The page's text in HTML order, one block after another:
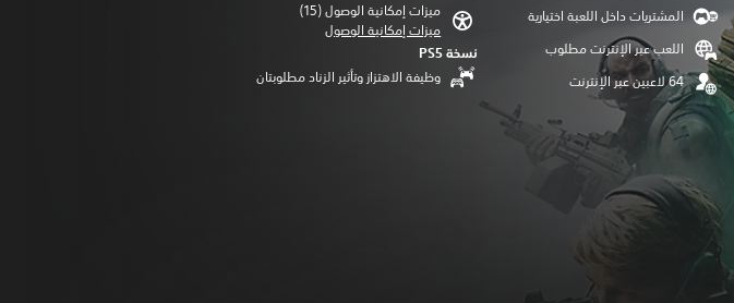
المشتريات داخل اللعبة اختيارية
اللعب عبر الإنترنت مطلوب
‫‏64 لاعبين عبر الإنترنت
ميزات إمكانية الوصول (15)‏
ميزات إمكانية الوصول
نسخة PS5‏
وظيفة الاهتزاز وتأثير الزناد مطلوبتان